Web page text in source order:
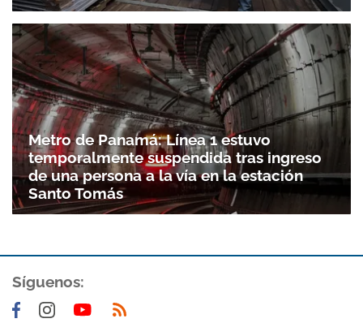
Metro de Panamá: Línea 1 estuvo
temporalmente suspendida tras ingreso
de una persona a la vía en la estación
Santo Tomás
Síguenos: